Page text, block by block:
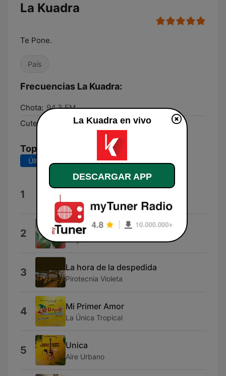
La Kuadra
Te Pone.
País
Frecuencias La Kuadra:
Chota: 94.3 FM
Cutervo:
105.3 FM
Top Canciones
Últimos 7 días Últimos 30 días
1 La larva
Kuadra
2 Fiestas Patrias
LreyKeioxxo
3 La hora de la despedida
Pirotecnia Violeta
4 Mi Primer Amor
La Única Tropical
5 Unica
Aire Urbano
La Kuadra en vivo
DESCARGAR APP